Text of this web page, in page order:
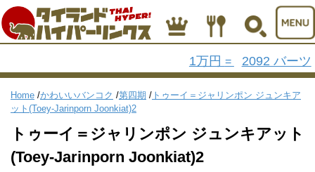
1万円 = 2092 バーツ
Home /かわいいバンコク /第四期 / トゥーイ＝ジャリンポン ジュンキア
ット(Toey-Jarinporn Joonkiat)2
トゥーイ＝ジャリンポン ジュンキアット
(Toey-Jarinporn Joonkiat)2